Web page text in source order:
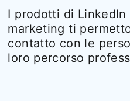
I prodotti di
marketing ti
contatto con le
loro percorso